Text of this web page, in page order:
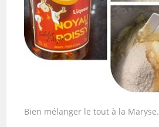
Bien mélanger le tout à la Maryse.